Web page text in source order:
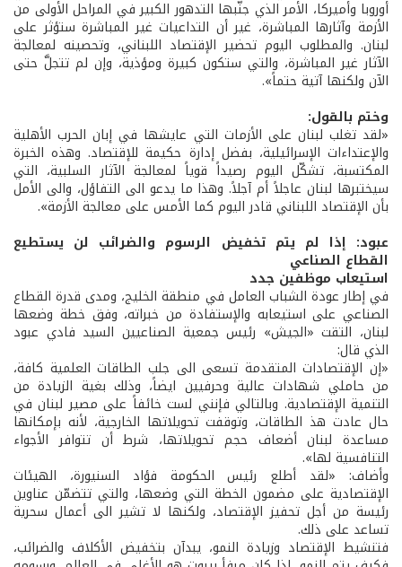
أوروبا وأميركا، الأمر الذي جنّبها التدهور الكبير في المراحل الأولى من
الأزمة وآثارها المباشرة، غير أن التداعيات غير المباشرة ستؤثر على
لبنان. والمطلوب اليوم تحضير الإقتصاد اللبناني، وتحصينه لمعالجة
الآثار غير المباشرة، والتي ستكون كبيرة ومؤذية، وإن لم تتجلَّ حتى
الآن ولكنها آتية حتماً».
وختم بالقول:
«لقد تغلب لبنان على الأزمات التي عايشها في إبان الحرب الأهلية
والإعتداءات الإسرائيلية، بفضل إدارة حكيمة للإقتصاد. وهذه الخبرة
المكتسبة، تشكّل اليوم رصيداً قوياً لمعالجة الآثار السلبية، التي
سيختبرها لبنان عاجلاً أم آجلاً. وهذا ما يدعو الى التفاؤل، والى الأمل
بأن الإقتصاد اللبناني قادر اليوم كما الأمس على معالجة الأزمة».
عبود: إذا لم يتم تخفيض الرسوم والضرائب لن يستطيع
القطاع الصناعي
استيعاب موظفين جدد
في إطار عودة الشباب العامل في منطقة الخليج، ومدى قدرة القطاع
الصناعي على استيعابه والإستفادة من خبراته، وفق خطة وضعها
لبنان، التقت «الجيش» رئيس جمعية الصناعيين السيد فادي عبود
الذي قال:
«إن الإقتصادات المتقدمة تسعى الى جلب الطاقات العلمية كافة،
من حاملي شهادات عالية وحرفيين ايضاً، وذلك بغية الزيادة من
التنمية الإقتصادية. وبالتالي فإنني لست خائفاً على مصير لبنان في
حال عادت هذ الطاقات، وتوقفت تحويلاتها الخارجية، لأنه بإمكانها
مساعدة لبنان أضعاف حجم تحويلاتها، شرط أن تتوافر الأجواء
التنافسية لها».
وأضاف: «لقد أطلع رئيس الحكومة فؤاد السنيورة، الهيئات
الإقتصادية على مضمون الخطة التي وضعها، والتي تتضمّن عناوين
رئيسة من أجل تحفيز الإقتصاد، ولكنها لا تشير الى أعمال سحرية
تساعد على ذلك.
فتنشيط الإقتصاد وزيادة النمو، يبدآن بتخفيض الأكلاف والضرائب،